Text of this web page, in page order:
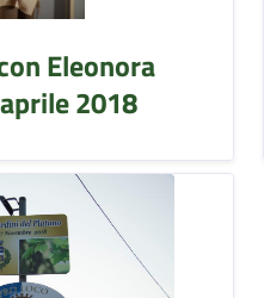
Eleonora
2018